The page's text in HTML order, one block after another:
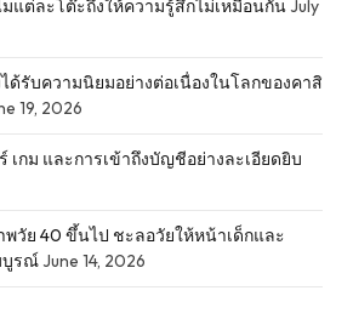
แต่ละโต๊ะถึงให้ความรู้สึกไม่เหมือนกันJuly
ด้รับความนิยมอย่างต่อเนื่องในโลกของคาสิ
19, 2026
เกม และการเข้าถึงบัญชีอย่างละเอียดยิบ
วัย 40 ขึ้นไป ชะลอวัยให้หน้าเด็กและ
บูรณ์June 14, 2026